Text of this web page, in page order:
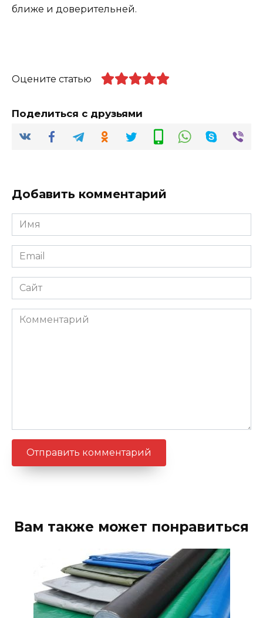
ближе и доверительней.
Оцените статью
Поделиться с друзьями
Добавить комментарий
Имя
*
Email
*
Сайт
Комментарий
Вам также может понравиться